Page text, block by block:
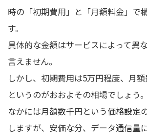
時の「初期費用」と「月額料金」で
す。
具体的な金額はサービスによって異
言えません。
しかし、初期費用は5万円程度、月
というのがおおよその相場でしょう。
なかには月額数千円という価格設定
しますが、安価な分、データ通信量